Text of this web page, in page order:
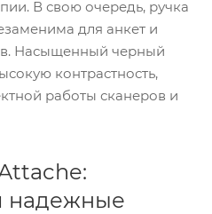
В свою очередь, ручка
для анкет и
Насыщенный черный
контрастность,
работы сканеров и
надежные